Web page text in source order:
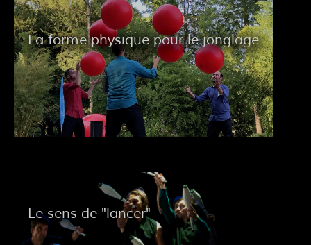
La forme physique pour le jonglage
Le sens de "lancer"